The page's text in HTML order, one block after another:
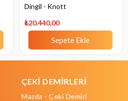
Dingil - Knott
₺20.440,00
Sepete Ekle
ÇEKİ DEMİRLERİ
Mazda - Çeki Demiri